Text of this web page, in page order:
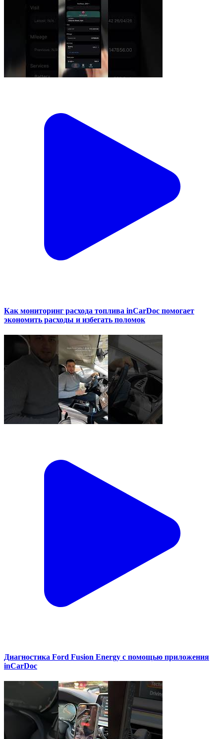
Как мониторинг расхода топлива inCarDoc помогает
экономить расходы и избегать поломок
Диагностика Ford Fusion Energy с помощью приложения
inCarDoc